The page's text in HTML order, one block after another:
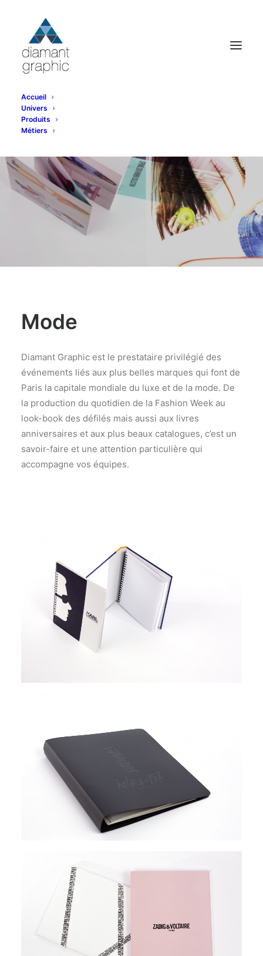
Accueil
Univers
Produits
Métiers
Mode
Diamant Graphic est le prestataire privilégié des
événements liés aux plus belles marques qui font de
Paris la capitale mondiale du luxe et de la mode. De
la production du quotidien de la Fashion Week au
look-book des défilés mais aussi aux livres
anniversaires et aux plus beaux catalogues, c’est un
savoir-faire et une attention particulière qui
accompagne vos équipes.